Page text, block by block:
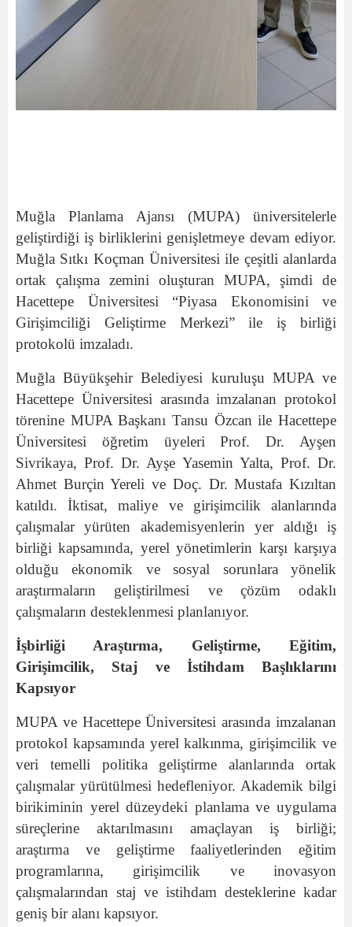
Muğla Planlama Ajansı (MUPA) üniversitelerle
geliştirdiği iş birliklerini genişletmeye devam ediyor.
Muğla Sıtkı Koçman Üniversitesi ile çeşitli alanlarda
ortak çalışma zemini oluşturan MUPA, şimdi de
Hacettepe Üniversitesi “Piyasa Ekonomisini ve
Girişimciliği Geliştirme Merkezi” ile iş birliği
protokolü imzaladı.
Muğla Büyükşehir Belediyesi kuruluşu MUPA ve
Hacettepe Üniversitesi arasında imzalanan protokol
törenine MUPA Başkanı Tansu Özcan ile Hacettepe
Üniversitesi öğretim üyeleri Prof. Dr. Ayşen
Sivrikaya, Prof. Dr. Ayşe Yasemin Yalta, Prof. Dr.
Ahmet Burçin Yereli ve Doç. Dr. Mustafa Kızıltan
katıldı. İktisat, maliye ve girişimcilik alanlarında
çalışmalar yürüten akademisyenlerin yer aldığı iş
birliği kapsamında, yerel yönetimlerin karşı karşıya
olduğu ekonomik ve sosyal sorunlara yönelik
araştırmaların geliştirilmesi ve çözüm odaklı
çalışmaların desteklenmesi planlanıyor.
İşbirliği Araştırma, Geliştirme, Eğitim,
Girişimcilik, Staj ve İstihdam Başlıklarını
Kapsıyor
MUPA ve Hacettepe Üniversitesi arasında imzalanan
protokol kapsamında yerel kalkınma, girişimcilik ve
veri temelli politika geliştirme alanlarında ortak
çalışmalar yürütülmesi hedefleniyor. Akademik bilgi
birikiminin yerel düzeydeki planlama ve uygulama
süreçlerine aktarılmasını amaçlayan iş birliği;
araştırma ve geliştirme faaliyetlerinden eğitim
programlarına, girişimcilik ve inovasyon
çalışmalarından staj ve istihdam desteklerine kadar
geniş bir alanı kapsıyor.